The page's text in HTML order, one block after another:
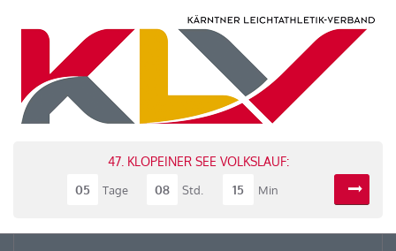
47. KLOPEINER SEE VOLKSLAUF:
05
Tage 08 Std. 15 Min